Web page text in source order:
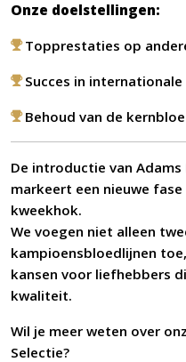
Onze doelstellingen:
Topprestaties op
Succes in
Behoud van de
De introductie van Adams
markeert een nieuwe
kweekhok.
We voegen niet alleen
kampioensbloedlijnen
kansen voor liefhebbers
kwaliteit.
Wil je meer weten over
Selectie?